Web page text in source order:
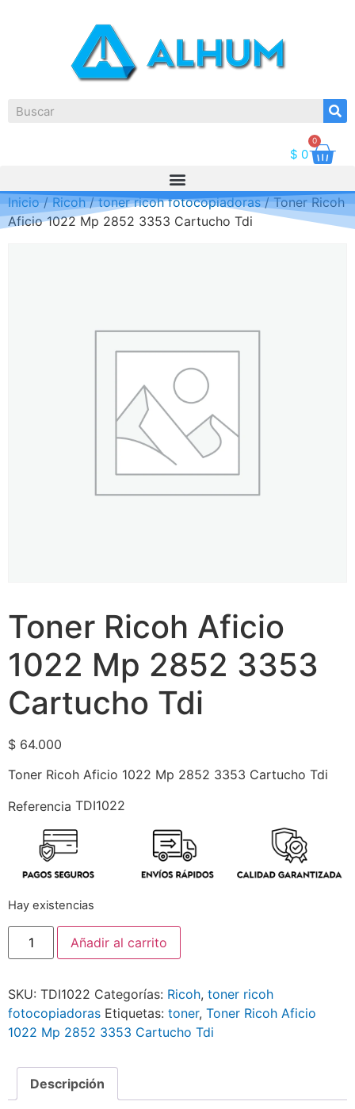
$ 0
0
Inicio/Ricoh/toner ricoh fotocopiadoras/ Toner Ricoh
Aficio 1022 Mp 2852 3353 Cartucho Tdi
Toner Ricoh Aficio
1022 Mp 2852 3353
Cartucho Tdi
$ 64.000
Toner Ricoh Aficio 1022 Mp 2852 3353 Cartucho Tdi
Referencia TDI1022
Hay existencias
Añadir al carrito
SKU: TDI1022 Categorías: Ricoh, toner ricoh
fotocopiadoras Etiquetas: toner, Toner Ricoh Aficio
1022 Mp 2852 3353 Cartucho Tdi
Descripción